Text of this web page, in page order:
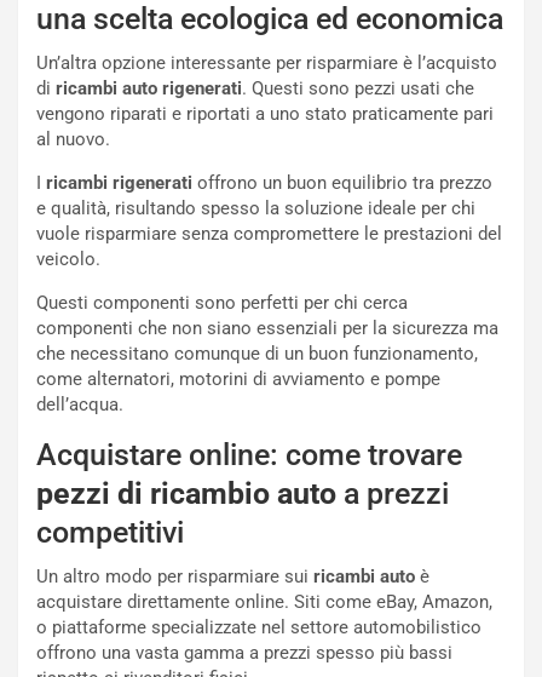
una scelta ecologica ed economica
Un’altra opzione interessante per risparmiare è l’acquisto
di ricambi auto rigenerati. Questi sono pezzi usati che
vengono riparati e riportati a uno stato praticamente pari
al nuovo.
ricambi rigenerati offrono un buon equilibrio tra prezzo
e qualità, risultando spesso la soluzione ideale per chi
vuole risparmiare senza compromettere le prestazioni del
veicolo.
Questi componenti sono perfetti per chi cerca
componenti che non siano essenziali per la sicurezza ma
che necessitano comunque di un buon funzionamento,
come alternatori, motorini di avviamento e pompe
dell’acqua.
Acquistare online: come trovare
pezzi di ricambio auto a prezzi
competitivi
Un altro modo per risparmiare sui ricambi auto è
acquistare direttamente online. Siti come eBay, Amazon,
o piattaforme specializzate nel settore automobilistico
offrono una vasta gamma a prezzi spesso più bassi
a
n
Q
a
q
a
e
P
O
W
E
R
a
b
s
c
e